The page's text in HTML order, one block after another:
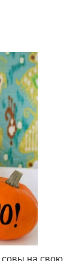
на свою